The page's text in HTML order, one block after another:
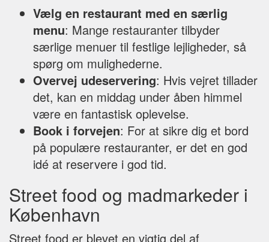
Vælg en restaurant med en særlig
menu: Mange restauranter tilbyder
særlige menuer til festlige lejligheder, så
spørg om mulighederne.
Overvej udeservering: Hvis vejret tillader
det, kan en middag under åben himmel
være en fantastisk oplevelse.
Book i forvejen: For at sikre dig et bord
på populære restauranter, er det en god
idé at reservere i god tid.
Street food og madmarkeder i
København
Street food er blevet en vigtig del af